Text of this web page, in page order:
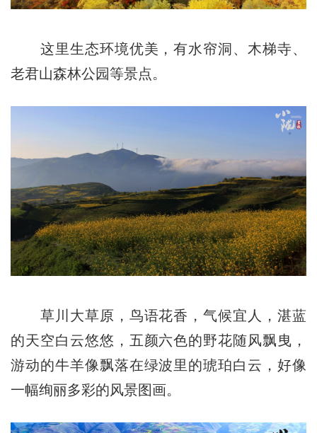
这里生态环境优美，有水帘洞、木梯寺、
老君山森林公园等景点。
草川大草原，鸟语花香，气候宜人，湛蓝
的天空白云悠悠，五颜六色的野花随风飘曳，
游动的牛羊像飘落在绿波里的琥珀白云，好像
一幅绚丽多彩的风景图画。